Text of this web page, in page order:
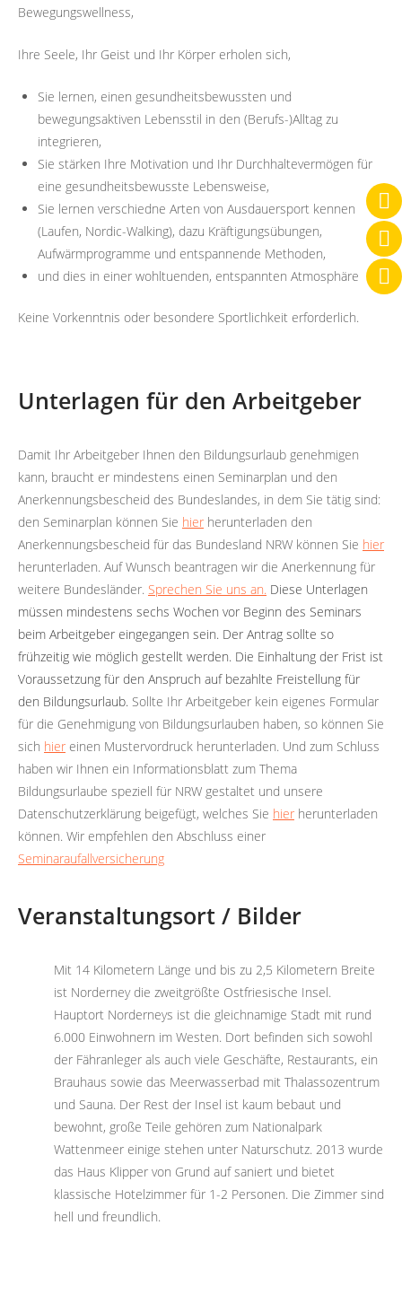
Bewegungswellness,
Ihre Seele, Ihr Geist und Ihr Körper erholen sich,
Sie lernen, einen gesundheitsbewussten und
bewegungsaktiven Lebensstil in den (Berufs-)Alltag zu
integrieren,
Sie stärken Ihre Motivation und Ihr Durchhaltevermögen für
eine gesundheitsbewusste Lebensweise,
Sie lernen verschiedne Arten von Ausdauersport kennen
(Laufen, Nordic-Walking), dazu Kräftigungsübungen,
Aufwärmprogramme und entspannende Methoden,
und dies in einer wohltuenden, entspannten Atmosphäre
Keine Vorkenntnis oder besondere Sportlichkeit erforderlich.
Unterlagen für den Arbeitgeber
Damit Ihr Arbeitgeber Ihnen den Bildungsurlaub genehmigen
kann, braucht er mindestens einen Seminarplan und den
Anerkennungsbescheid des Bundeslandes, in dem Sie tätig sind:
den Seminarplan können Sie hier herunterladen den
Anerkennungsbescheid für das Bundesland NRW können Sie hier
herunterladen. Auf Wunsch beantragen wir die Anerkennung für
weitere Bundesländer. Sprechen Sie uns an. Diese Unterlagen
müssen mindestens sechs Wochen vor Beginn des Seminars
beim Arbeitgeber eingegangen sein. Der Antrag sollte so
frühzeitig wie möglich gestellt werden. Die Einhaltung der Frist ist
Voraussetzung für den Anspruch auf bezahlte Freistellung für
den Bildungsurlaub. Sollte Ihr Arbeitgeber kein eigenes Formular
für die Genehmigung von Bildungsurlauben haben, so können Sie
sich hier einen Mustervordruck herunterladen. Und zum Schluss
haben wir Ihnen ein Informationsblatt zum Thema
Bildungsurlaube speziell für NRW gestaltet und unsere
Datenschutzerklärung beigefügt, welches Sie hier herunterladen
können. Wir empfehlen den Abschluss einer
Seminaraufallversicherung
Veranstaltungsort / Bilder
Mit 14 Kilometern Länge und bis zu 2,5 Kilometern Breite
ist Norderney die zweitgrößte Ostfriesische Insel.
Hauptort Norderneys ist die gleichnamige Stadt mit rund
6.000 Einwohnern im Westen. Dort befinden sich sowohl
der Fähranleger als auch viele Geschäfte, Restaurants, ein
Brauhaus sowie das Meerwasserbad mit Thalassozentrum
und Sauna. Der Rest der Insel ist kaum bebaut und
bewohnt, große Teile gehören zum Nationalpark
Wattenmeer einige stehen unter Naturschutz. 2013 wurde
das Haus Klipper von Grund auf saniert und bietet
klassische Hotelzimmer für 1-2 Personen. Die Zimmer sind
hell und freundlich.